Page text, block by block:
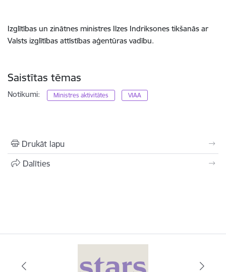
Izglītības un zinātnes ministres Ilzes Indriksones tikšanās ar
Valsts izglītības attīstības aģentūras vadību.
Saistītas tēmas
Notikumi: Ministres aktivitātes VIAA
Drukāt lapu
Dalīties